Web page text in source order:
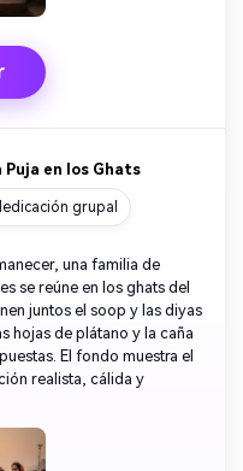
Puja en los Ghats
grupal
una familia de
se reúne en los ghats del
juntos el soop y las diyas
hojas de plátano y la caña
El fondo muestra el
realista, cálida y